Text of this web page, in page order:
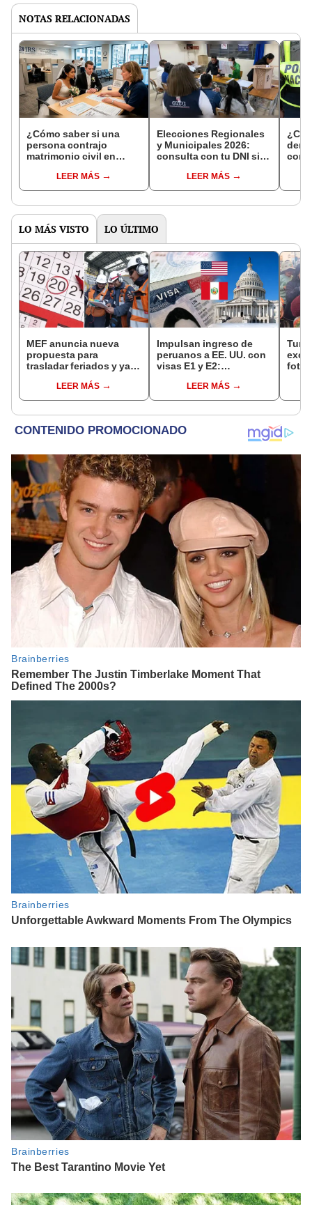
NOTAS RELACIONADAS
¿Cómo saber si una
persona contrajo
matrimonio civil en
LEER MÁS
Elecciones Regionales
y Municipales 2026:
consulta con tu DNI si
de mesa para este 4 de
octubre en el link oficial
LEER MÁS
con
LO MÁS VISTO LO ÚLTIMO
MEF anuncia nueva
propuesta para
trasladar feriados y ya
“Lunes es mejor día”
LEER MÁS
Impulsan ingreso de
peruanos a EE. UU. con
visas E1 y E2:
pymes serían los más
beneficiados
LEER MÁS